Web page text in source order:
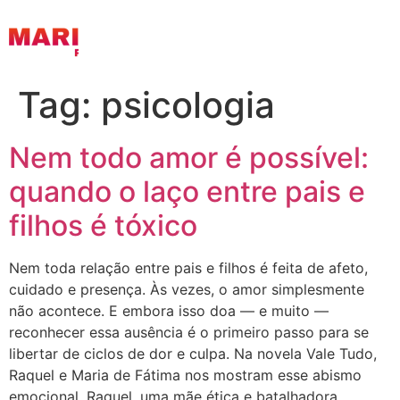
Tag: psicologia
Nem todo amor é possível:
quando o laço entre pais e
filhos é tóxico
Nem toda relação entre pais e filhos é feita de afeto,
cuidado e presença. Às vezes, o amor simplesmente
não acontece. E embora isso doa — e muito —
reconhecer essa ausência é o primeiro passo para se
libertar de ciclos de dor e culpa. Na novela Vale Tudo,
Raquel e Maria de Fátima nos mostram esse abismo
emocional. Raquel, uma mãe ética e batalhadora,